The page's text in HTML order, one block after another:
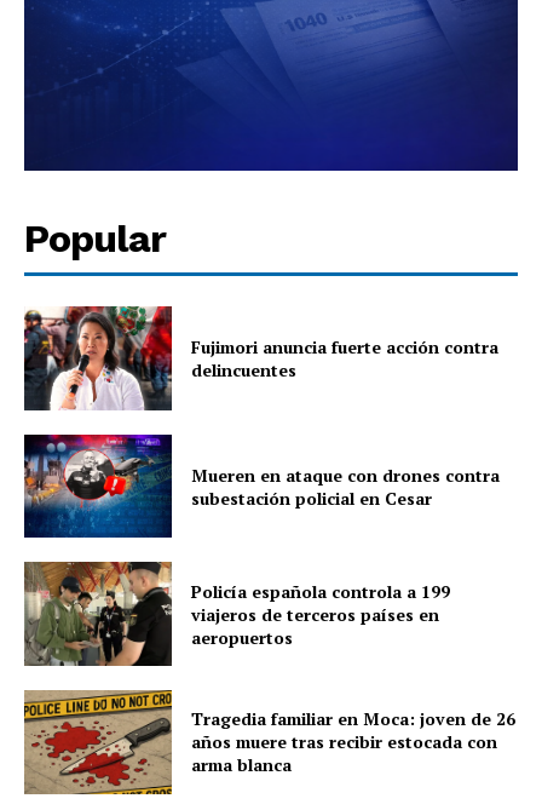
Popular
Fujimori anuncia fuerte acción contra
delincuentes
Mueren en ataque con drones contra
subestación policial en Cesar
Policía española controla a 199
viajeros de terceros países en
aeropuertos
Tragedia familiar en Moca: joven de 26
años muere tras recibir estocada con
arma blanca